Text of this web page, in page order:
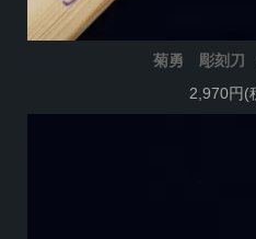
菊勇 彫刻刀
2,970円(